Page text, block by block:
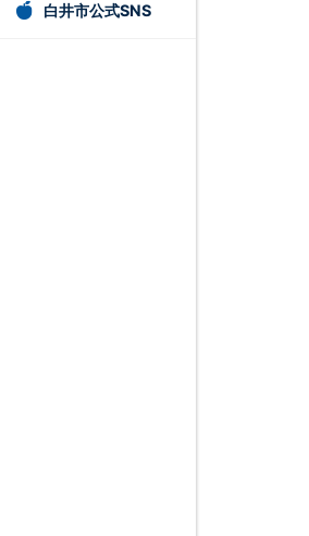
白井市公式SNS